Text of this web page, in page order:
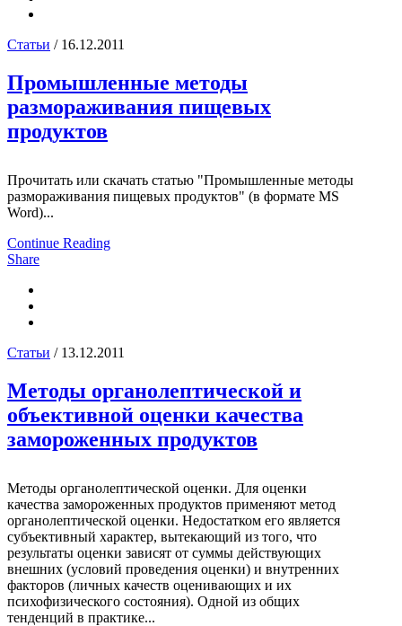
Статьи / 16.12.2011
Промышленные методы
размораживания пищевых
продуктов
Прочитать или скачать статью "Промышленные методы
размораживания пищевых продуктов" (в формате MS
Word)...
Continue Reading
Share
Статьи / 13.12.2011
Методы органолептической и
объективной оценки качества
замороженных продуктов
Методы органолептической оценки. Для оценки
качества замороженных продуктов применяют метод
органолептической оценки. Недостатком его является
субъективный характер, вытекающий из того, что
результаты оценки зависят от суммы действующих
внешних (условий проведения оценки) и внутренних
факторов (личных качеств оценивающих и их
психофизического состояния). Одной из общих
тенденций в практике...